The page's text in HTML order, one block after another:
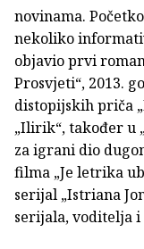
novinama.
nekoliko
objavio prvi
Prosvjeti“, 2013.
distopijskih priča
„Ilirik“, također u
za igrani dio
filma „Je letrika
serijal „Istriana
serijala, voditelja i